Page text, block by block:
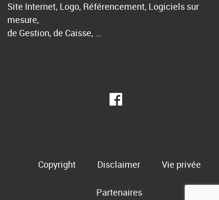
Site Internet, Logo, Référencement, Logiciels sur
mesure,
de Gestion, de Caisse, …
Copyright Disclaimer Vie privée
Partenaires